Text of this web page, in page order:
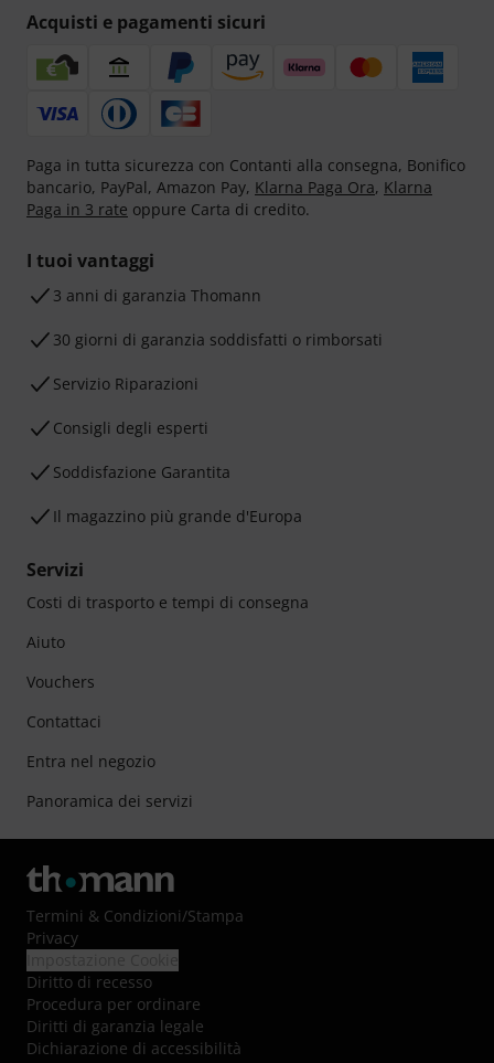
Acquisti e pagamenti sicuri
Paga in tutta sicurezza con Contanti alla consegna, Bonifico
bancario, PayPal, Amazon Pay, Klarna Paga Ora, Klarna
Paga in 3 rate oppure Carta di credito.
I tuoi vantaggi
3 anni di garanzia Thomann
30 giorni di garanzia soddisfatti o rimborsati
Servizio Riparazioni
Consigli degli esperti
Soddisfazione Garantita
Il magazzino più grande d'Europa
Servizi
Costi di trasporto e tempi di consegna
Aiuto
Vouchers
Contattaci
Entra nel negozio
Panoramica dei servizi
Termini & Condizioni/Stampa
Privacy
Diritto di recesso
Procedura per ordinare
Diritti di garanzia legale
Dichiarazione di accessibilità